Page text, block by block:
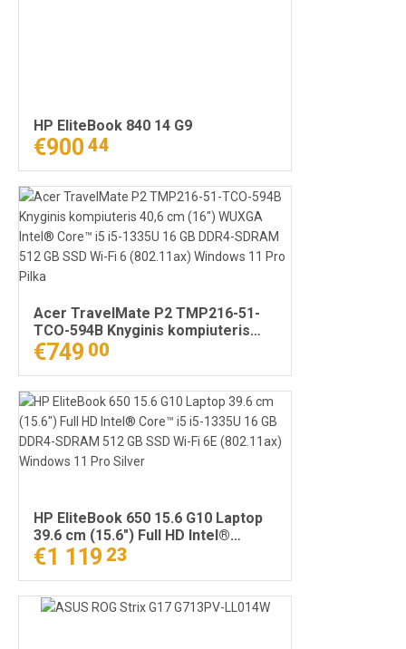
HP EliteBook 840 14 G9
€900 44
Acer TravelMate P2 TMP216-51-
TCO-594B Knyginis kompiuteris
40,6 cm (16") WUXGA Intel® Core™
i5 i5-1335U 16 GB DDR4-SDRAM 512
GB SSD Wi-Fi 6 (802.11ax) Windows
11 Pro Pilka
€749 00
HP EliteBook 650 15.6 G10 Laptop
39.6 cm (15.6") Full HD Intel®
Core™ i5 i5-1335U 16 GB DDR4-
SDRAM 512 GB SSD Wi-Fi 6E
(802.11ax) Windows 11 Pro Silver
€1 119 23